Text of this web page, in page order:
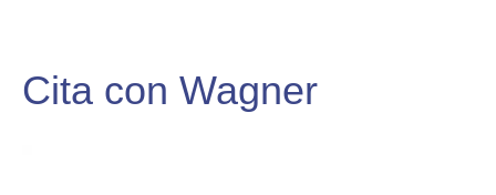
Cita con Wagner